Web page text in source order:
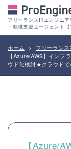
フリーランスITエンジニ
・転職支援エージェント【
ホーム > フリーランス
【Azure/AWS】インフ
ウド化検討★クラウドで
【Azure/